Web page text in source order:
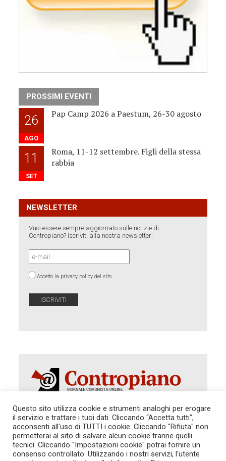
PROSSIMI EVENTI
26
AGO
Pap Camp 2026 a Paestum, 26-30 agosto
11
SET
Roma, 11-12 settembre. Figli della stessa
rabbia
NEWSLETTER
Vuoi essere sempre aggiornato sulle notizie di
Contropiano? Iscriviti alla nostra newsletter:
Accetto la privacy policy del sito
Autorizzazione del Tribunale di Roma 286 del 31
dicembre 2014. Direttore Responsabile: Sergio
Cararo. Indirizzo: V.Casalbruciato 27- sc. B - 00159
Roma -
Tel. 06.640.122.19 -redazione@contropiano.org
Questo sito utilizza cookie e strumenti analoghi per erogare
il servizio e trattare i tuoi dati. Cliccando “Accetta tutti”,
acconsenti all'uso di TUTTI i cookie. Cliccando "Rifiuta" non
permetterai al sito di salvare alcun cookie tranne quelli
tecnici. Cliccando "Impostazioni cookie" potrai fornire un
consenso controllato. Utilizzando i nostri servizi, l'utente